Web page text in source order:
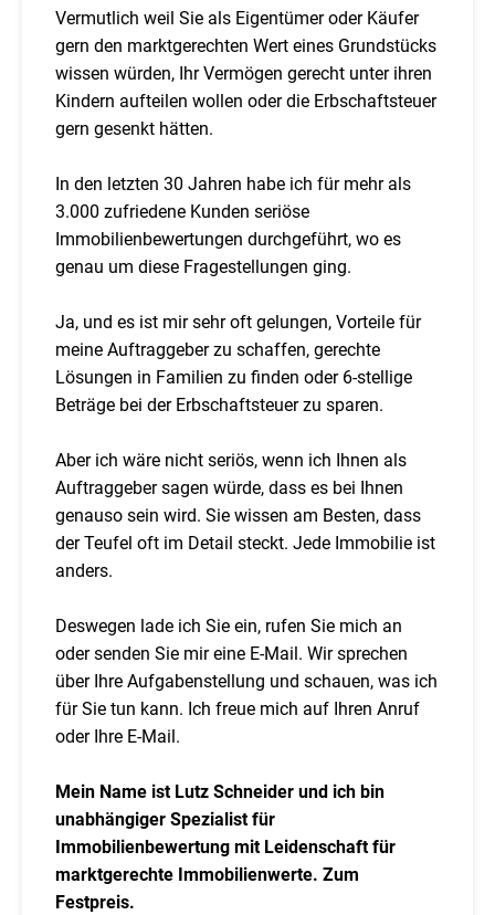
Vermutlich weil Sie als Eigentümer oder Käufer
gern den marktgerechten Wert eines Grundstücks
wissen würden, Ihr Vermögen gerecht unter ihren
Kindern aufteilen wollen oder die Erbschaftsteuer
gern gesenkt hätten.
In den letzten 30 Jahren habe ich für mehr als
3.000 zufriedene Kunden seriöse
Immobilienbewertungen durchgeführt, wo es
genau um diese Fragestellungen ging.
Ja, und es ist mir sehr oft gelungen, Vorteile für
meine Auftraggeber zu schaffen, gerechte
Lösungen in Familien zu finden oder 6-stellige
Beträge bei der Erbschaftsteuer zu sparen.
Aber ich wäre nicht seriös, wenn ich Ihnen als
Auftraggeber sagen würde, dass es bei Ihnen
genauso sein wird. Sie wissen am Besten, dass
der Teufel oft im Detail steckt. Jede Immobilie ist
anders.
Deswegen lade ich Sie ein, rufen Sie mich an
oder senden Sie mir eine E-Mail. Wir sprechen
über Ihre Aufgabenstellung und schauen, was ich
für Sie tun kann. Ich freue mich auf Ihren Anruf
oder Ihre E-Mail.
Mein Name ist Lutz Schneider und ich bin
unabhängiger Spezialist für
Immobilienbewertung mit Leidenschaft für
marktgerechte Immobilienwerte. Zum
Festpreis.